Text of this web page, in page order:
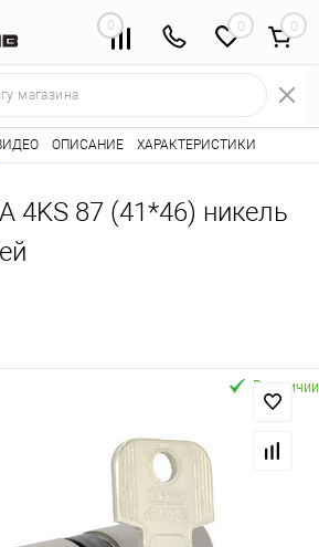
0 0
Каталог товаров ⭐ • Сердцевины
4KS 87 (41*46) никель
ОПИСАНИЕ ХАРАКТЕРИСТИКИ
В наличии